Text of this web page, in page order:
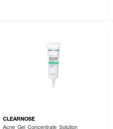
CLEARNOSE
Acne Gel Concentrate Solution